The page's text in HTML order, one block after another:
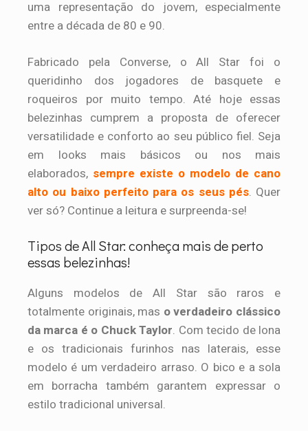
uma representação do jovem, especialmente
entre a década de 80 e 90.
Fabricado pela Converse, o All Star foi o
queridinho dos jogadores de basquete e
roqueiros por muito tempo. Até hoje essas
belezinhas cumprem a proposta de oferecer
versatilidade e conforto ao seu público fiel. Seja
em looks mais básicos ou nos mais
elaborados, sempre existe o modelo de cano
alto ou baixo perfeito para os seus pés. Quer
ver só? Continue a leitura e surpreenda-se!
Tipos de All Star: conheça mais de perto
essas belezinhas!
Alguns modelos de All Star são raros e
totalmente originais, mas o verdadeiro clássico
da marca é o Chuck Taylor. Com tecido de lona
e os tradicionais furinhos nas laterais, esse
modelo é um verdadeiro arraso. O bico e a sola
em borracha também garantem expressar o
estilo tradicional universal.